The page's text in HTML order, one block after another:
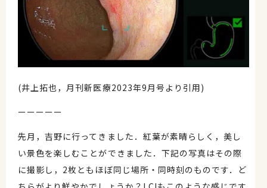
(井上拓也，月刊新医療2023年9月号より引用)
ーーーーー
先月，吉野に行ってきました．紅葉が素晴らしく，美し
い景色を楽しむことができました．下記の写真はその際
に撮影し，2枚ともほぼ同じ場所・同時刻のものです．ど